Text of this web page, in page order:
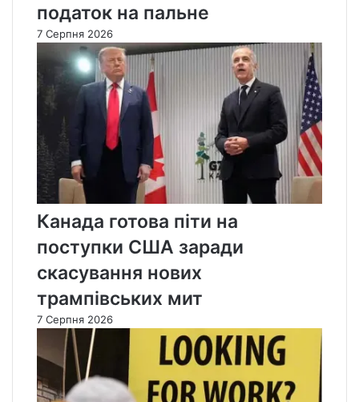
податок на пальне
7 Серпня 2026
Канада готова піти на
поступки США заради
скасування нових
трампівських мит
7 Серпня 2026